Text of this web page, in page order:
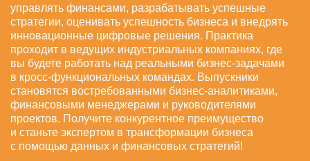
управлять финансами, разрабатывать успешные
стратегии, оценивать успешность бизнеса и внедрять
инновационные цифровые решения. Практика
проходит в ведущих индустриальных компаниях, где
вы будете работать над реальными бизнес-задачами
в кросс-функциональных командах. Выпускники
становятся востребованными бизнес-аналитиками,
финансовыми менеджерами и руководителями
проектов. Получите конкурентное преимущество
и станьте экспертом в трансформации бизнеса
с помощью данных и финансовых стратегий!